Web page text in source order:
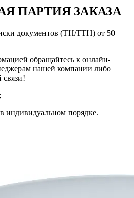
ПАРТИЯ ЗАКАЗА
документов (ТН/ТТН) от 50
обращайтесь к онлайн-
нашей компании либо
;
индивидуальном порядке.